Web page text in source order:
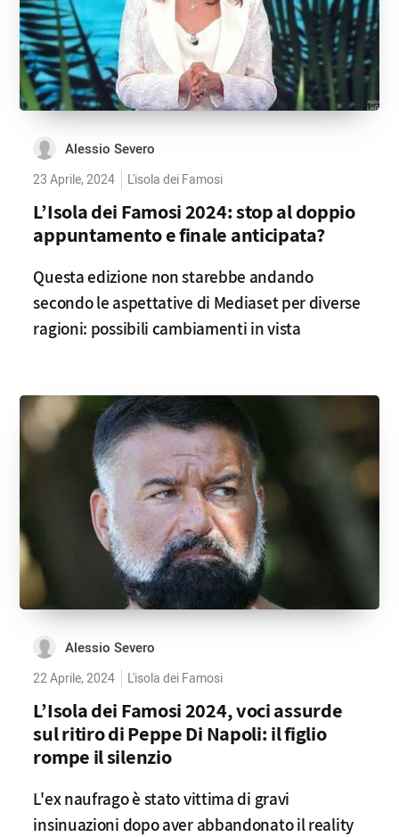
Alessio Severo
23 Aprile, 2024 L'isola dei Famosi
L’Isola dei Famosi 2024: stop al doppio
appuntamento e finale anticipata?
Questa edizione non starebbe andando
secondo le aspettative di Mediaset per diverse
ragioni: possibili cambiamenti in vista
Alessio Severo
22 Aprile, 2024 L'isola dei Famosi
L’Isola dei Famosi 2024, voci assurde
sul ritiro di Peppe Di Napoli: il figlio
rompe il silenzio
L'ex naufrago è stato vittima di gravi
insinuazioni dopo aver abbandonato il reality